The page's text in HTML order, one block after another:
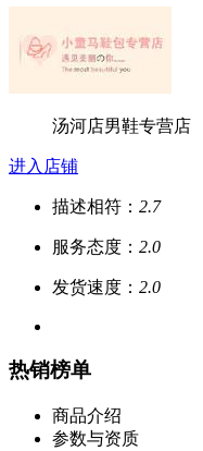
汤河店男鞋专营店
进入店铺
描述相符： 2.7
服务态度： 2.0
发货速度： 2.0
热销榜单
商品介绍
参数与资质